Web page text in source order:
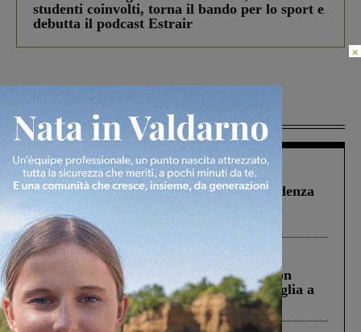
studenti coinvolti, torna il bando per lo sport e
debutta il podcast Estrair
Più lette
Figline Incisa Valdarno 1 Agosto 2026
Piscina di Figline finanziata oltre la scadenza
Pnrr, il gruppo di Fratelli d’Italia: “Un
ringraziamento al Governo”
Cronaca 3 Agosto 2026
Scomparso da una struttura di Castiglion
Fiorentino l’uomo che aveva ucciso la figlia a
Levane nel 2020
×